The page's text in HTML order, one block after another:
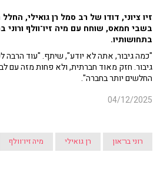
זיו ציוני, דודו של רב סמל רן גואילי,
בתחושותיו.
גיבור. חזק מאוד חברתית, ולא פחות מזה עם
החלשים יותר בחברה".
04/12/2025
רוני בר־און רן גואילי מיה זיו־וולף